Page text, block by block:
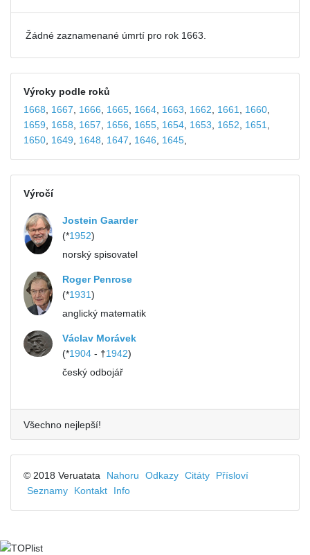
Žádné zaznamenané úmrtí pro rok 1663.
Výroky podle roků
1668
1667 1666 1665, 1664, 1663 1662 1661 1660,
1659
1658 1657 1656 1655, 1654, 1653 1652 1651
1650, 1649 1648 1647 1646 1645,
Výročí
Jostein Gaarder
(*1952)
norský spisovatel
Roger Penrose
(*1931)
anglický matematik
Václav Morávek
(*1904- †1942)
český odbojář
Všechno nejlepší!
© 2018 Veruatata Nahoru Odkazy Citáty
Přísloví
Seznamy
Kontakt Info